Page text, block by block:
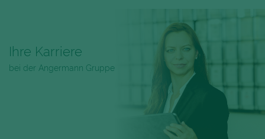
Ihre Karriere
bei der Angermann Gruppe